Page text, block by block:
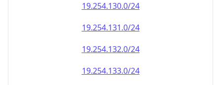
19.254.130.0/24
19.254.131.0/24
19.254.132.0/24
19.254.133.0/24